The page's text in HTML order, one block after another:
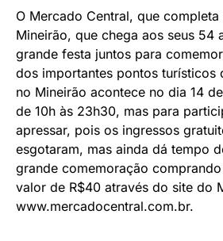
O Mercado Central, que
Mineirão, que chega aos seus 54
grande festa juntos para
dos importantes pontos turísticos
no Mineirão acontece no dia 14
de 10h às 23h30, mas para
apressar, pois os ingressos
esgotaram, mas ainda dá tempo
grande comemoração
valor de R$40 através do site do
www.mercadocentral.com.br.